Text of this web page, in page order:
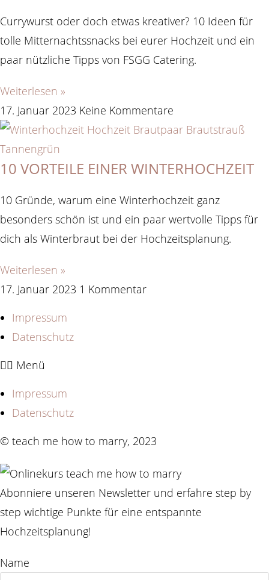
Currywurst oder doch etwas kreativer? 10 Ideen für
tolle Mitternachtssnacks bei eurer Hochzeit und ein
paar nützliche Tipps von FSGG Catering.
Weiterlesen »
17. Januar 2023 Keine Kommentare
10 VORTEILE EINER WINTERHOCHZEIT
10 Gründe, warum eine Winterhochzeit ganz
besonders schön ist und ein paar wertvolle Tipps für
dich als Winterbraut bei der Hochzeitsplanung.
Weiterlesen »
17. Januar 2023 1 Kommentar
Impressum
Datenschutz
Menü
Impressum
Datenschutz
© teach me how to marry, 2023
Abonniere unseren Newsletter und erfahre step by
step wichtige Punkte für eine entspannte
Hochzeitsplanung!
Name